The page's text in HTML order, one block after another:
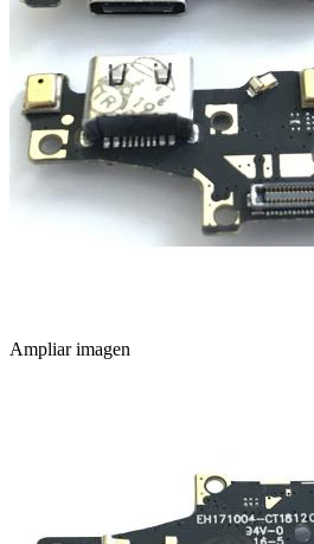
Ampliar imagen